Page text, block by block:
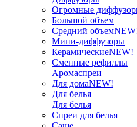
Огромные
Большой объем
Средний объем
Мини-диффузоры
КерамическиеNEW!
Сменные рефиллы
Аромаспреи
Для домаNEW!
Для белья
Для белья
Спреи для белья